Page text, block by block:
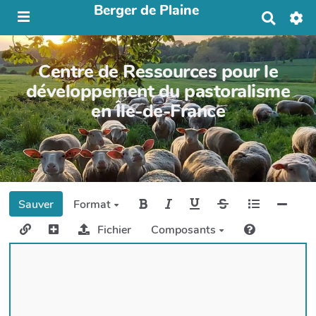
Berger de Plaine
h
e
r
c
h
e
r
Centre de Ressources pour le
développement du pastoralisme
en Île-de-France
Sauver
Format
Fichier
Composants